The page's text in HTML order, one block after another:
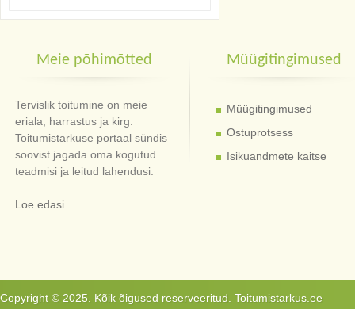
Meie põhimõtted
Tervislik toitumine on meie
eriala, harrastus ja kirg.
Toitumistarkuse portaal sündis
soovist jagada oma kogutud
teadmisi ja leitud lahendusi.
Loe edasi...
Müügitingimused
Müügitingimused
Ostuprotsess
Isikuandmete kaitse
Copyright © 2025. Kõik õigused reserveeritud. Toitumistarkus.ee